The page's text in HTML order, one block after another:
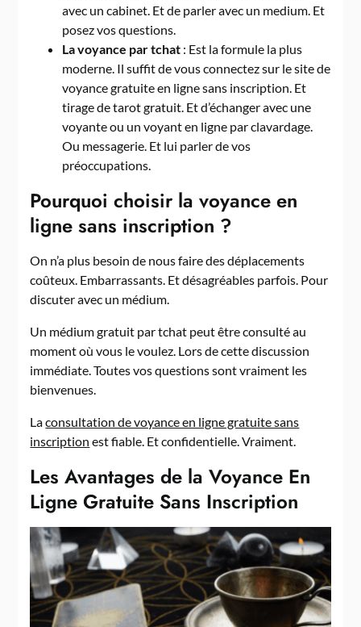
avec un cabinet. Et de parler avec un medium. Et
posez vos questions.
La voyance par tchat : Est la formule la plus
moderne. Il suffit de vous connectez sur le site de
voyance gratuite en ligne sans inscription. Et
tirage de tarot gratuit. Et d’échanger avec une
voyante ou un voyant en ligne par clavardage.
Ou messagerie. Et lui parler de vos
préoccupations.
Pourquoi choisir la voyance en
ligne sans inscription ?
On n’a plus besoin de nous faire des déplacements
coûteux. Embarrassants. Et désagréables parfois. Pour
discuter avec un médium.
Un médium gratuit par tchat peut être consulté au
moment où vous le voulez. Lors de cette discussion
immédiate. Toutes vos questions sont vraiment les
bienvenues.
Laconsultation de voyance en ligne gratuite sans
inscription est fiable. Et confidentielle. Vraiment.
Les Avantages de la Voyance En
Ligne Gratuite Sans Inscription